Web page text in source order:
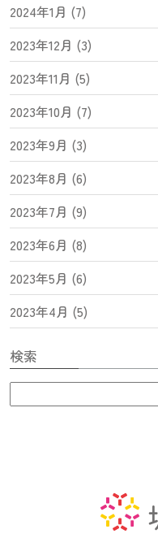
2024年1月 (7)
2023年12月 (3)
2023年11月 (5)
2023年10月 (7)
2023年9月 (3)
2023年8月 (6)
2023年7月 (9)
2023年6月 (8)
2023年5月 (6)
2023年4月 (5)
検索